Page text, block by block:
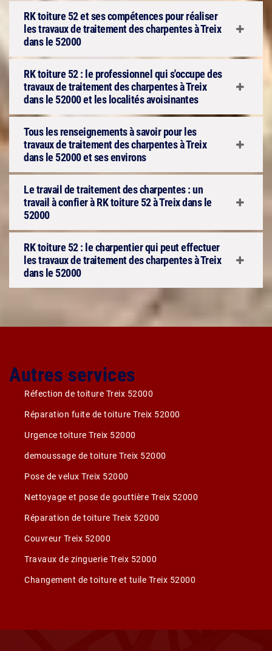
RK toiture 52 et ses compétences pour réaliser
les travaux de traitement des charpentes à Treix
dans le 52000
RK toiture 52 : le professionnel qui s'occupe des
travaux de traitement des charpentes à Treix
dans le 52000 et les localités avoisinantes
Tous les renseignements à savoir pour les
travaux de traitement des charpentes à Treix
dans le 52000 et ses environs
Le travail de traitement des charpentes : un
travail à confier à RK toiture 52 à Treix dans le
52000
RK toiture 52 : le charpentier qui peut effectuer
les travaux de traitement des charpentes à Treix
dans le 52000
Autres services
Réfection de toiture Treix 52000
Réparation fuite de toiture Treix 52000
Urgence toiture Treix 52000
demoussage de toiture Treix 52000
Pose de velux Treix 52000
Nettoyage et pose de gouttière Treix 52000
Réparation de toiture Treix 52000
Couvreur Treix 52000
Travaux de zinguerie Treix 52000
Changement de toiture et tuile Treix 52000